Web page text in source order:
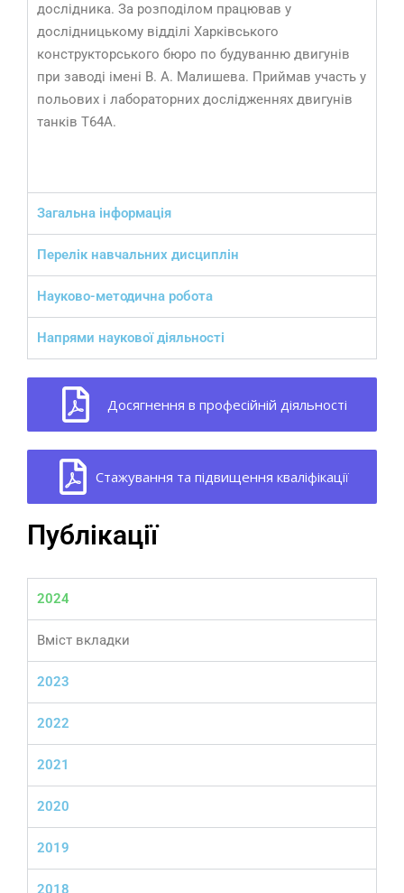
дослідника. За розподілом працював у
дослідницькому відділі Харківського
конструкторського бюро по будуванню двигунів
при заводі імені В. А. Малишева. Приймав участь у
польових і лабораторних дослідженнях двигунів
танків Т64А.
Загальна інформація
Перелік навчальних дисциплін
Науково-методична робота
Напрями наукової діяльності
Досягнення в професійній діяльності
Стажування та підвищення кваліфікації
Публікації
2024
Вміст вкладки
2023
2022
2021
2020
2019